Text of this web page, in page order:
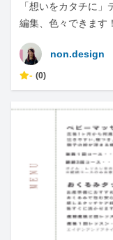
「想いをカタチに
編集、色々できます！
non.design
- (0)